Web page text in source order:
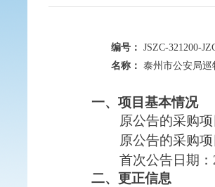
编号： JSZC-321200-
名称： 泰州市公安局
一、项目基本情况
原公告的采购项
原公告的采购项
首次公告日期：
二、更正信息